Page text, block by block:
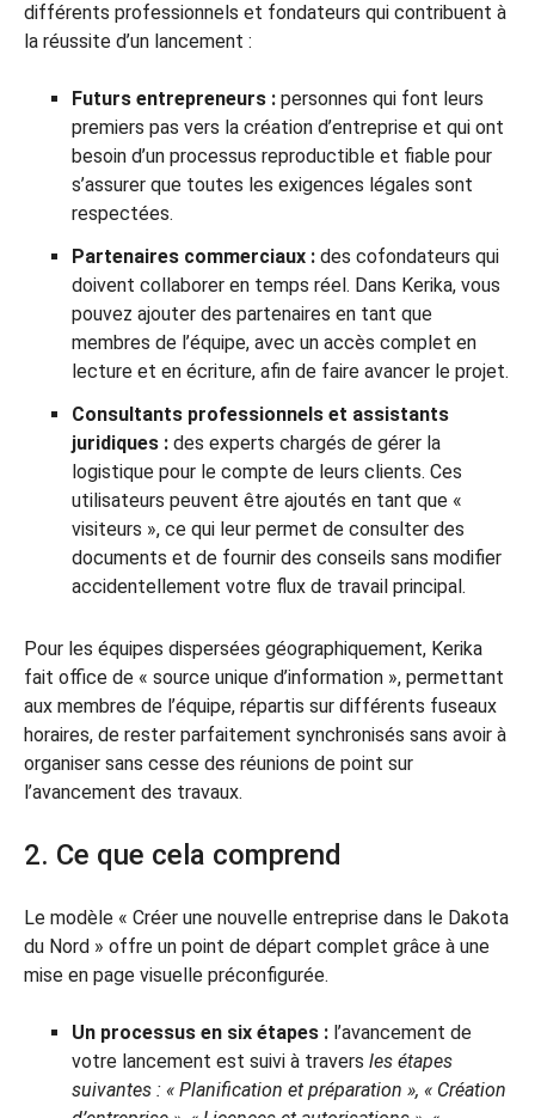
différents professionnels et fondateurs qui contribuent à
la réussite d’un lancement :
Futurs entrepreneurs : personnes qui font leurs
premiers pas vers la création d’entreprise et qui ont
besoin d’un processus reproductible et fiable pour
s’assurer que toutes les exigences légales sont
respectées.
Partenaires commerciaux : des cofondateurs qui
doivent collaborer en temps réel. Dans Kerika, vous
pouvez ajouter des partenaires en tant que
membres de l’équipe, avec un accès complet en
lecture et en écriture, afin de faire avancer le projet.
Consultants professionnels et assistants
juridiques : des experts chargés de gérer la
logistique pour le compte de leurs clients. Ces
utilisateurs peuvent être ajoutés en tant que «
visiteurs », ce qui leur permet de consulter des
documents et de fournir des conseils sans modifier
accidentellement votre flux de travail principal.
Pour les équipes dispersées géographiquement, Kerika
fait office de « source unique d’information », permettant
aux membres de l’équipe, répartis sur différents fuseaux
horaires, de rester parfaitement synchronisés sans avoir à
organiser sans cesse des réunions de point sur
l’avancement des travaux.
2. Ce que cela comprend
Le modèle « Créer une nouvelle entreprise dans le Dakota
du Nord » offre un point de départ complet grâce à une
mise en page visuelle préconfigurée.
Un processus en six étapes : l’avancement de
votre lancement est suivi à travers les étapes
suivantes : « Planification et préparation », « Création